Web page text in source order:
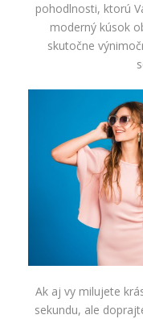
pohodlnosti, ktorú
moderný kúsok
skutočne
Ak aj vy milujete
sekundu, ale